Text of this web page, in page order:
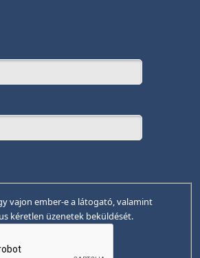
vajon ember-e a látogató, valamint
kéretlen üzenetek beküldését.